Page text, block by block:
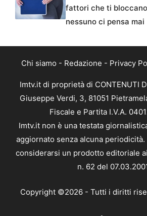
fattori che ti
nessuno ci pensa mai
Chi siamo - Redazione - Privacy
Imtv.it di proprietà di CONTENUTI
Giuseppe Verdi, 3, 81051
Fiscale e Partita I.V.A.
Imtv.it non è una testata
aggiornato senza alcuna
considerarsi un prodotto editoriale
n. 62 del
Copyright ©2026 - Tutti i diritti